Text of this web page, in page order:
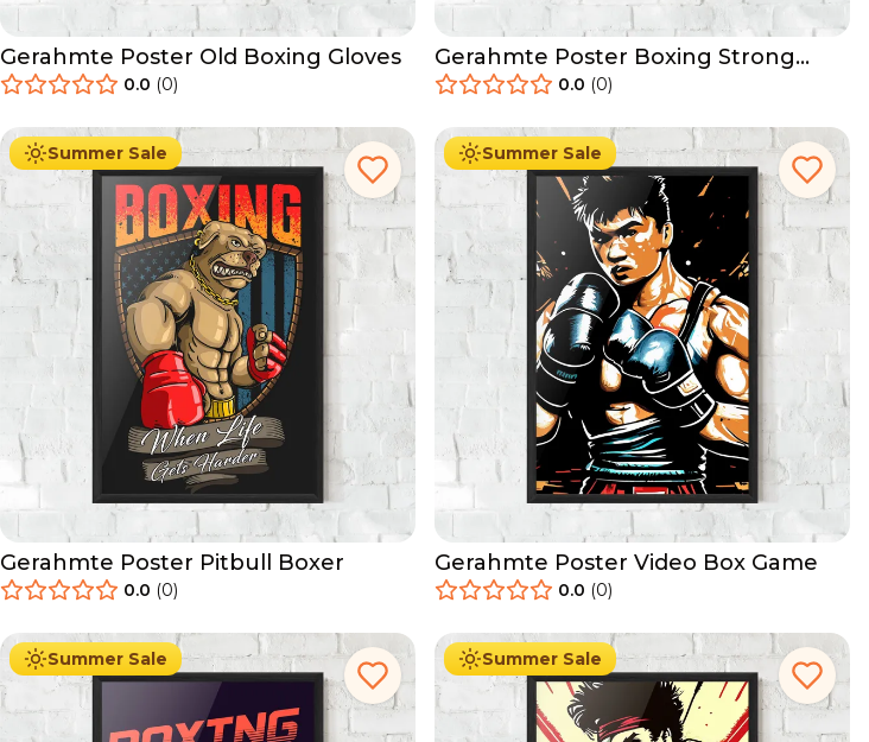
Gerahmte Poster Old Boxing Gloves
0.0 (0)
Gerahmte Poster Boxing Strong
Match
0.0 (0)
Summer Sale
Ab 49.90 € 29.90
Gerahmte Poster Pitbull Boxer
0.0 (0)
Summer Sale
Ab 49.90 € 29.90
Gerahmte Poster Video Box Game
0.0 (0)
Summer Sale
Ab 49.90 € 29.90
Summer Sale
Ab 49.90 € 29.90